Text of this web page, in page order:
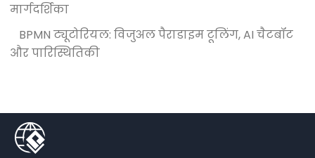
मार्गदर्शिका
BPMN ट्यूटोरियल: विजुअल पैराडाइम टूलिंग, AI चैटबॉट
और पारिस्थितिकी